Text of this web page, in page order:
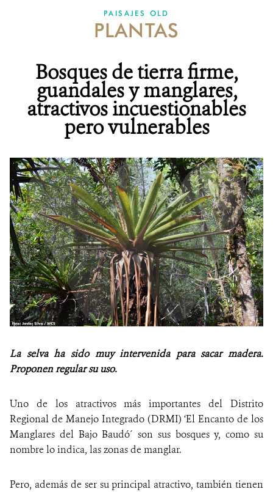
NOTICIAS
PUBLICACIONES
ALIADOS Y ALIANZAS
COBERTURA EN MEDIOS DE COMUNICACIÓN
INFORME ANUAL WCS
MECANISMO DE ATENCIÓN DE QUEJAS Y RECLAMOS
DONA
PAISAJES OLD
PLANTAS
Bosques de tierra firme,
guandales y manglares,
atractivos incuestionables
pero vulnerables
La selva ha sido muy intervenida para sacar madera.
Proponen regular su uso.
Uno de los atractivos más importantes del Distrito
Regional de Manejo Integrado (DRMI) ‘El Encanto de los
Manglares del Bajo Baudó´ son sus bosques y, como su
nombre lo indica, las zonas de manglar.
Pero, además de ser su principal atractivo, también tienen